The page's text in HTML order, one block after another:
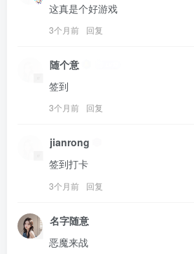
这真是个好游戏
3个月前 回复
随个意
签到
3个月前 回复
jianrong
签到打卡
3个月前 回复
名字随意
恶魔来战